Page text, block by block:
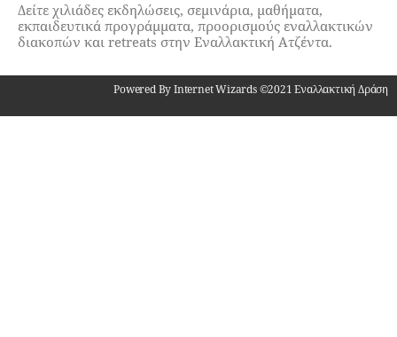
Δείτε χιλιάδες εκδηλώσεις, σεμινάρια, μαθήματα,
εκπαιδευτικά προγράμματα, προορισμούς εναλλακτικών
διακοπών και retreats στην Εναλλακτική Ατζέντα.
Powered By Internet Wizards ©2021 Εναλλακτική Δράση